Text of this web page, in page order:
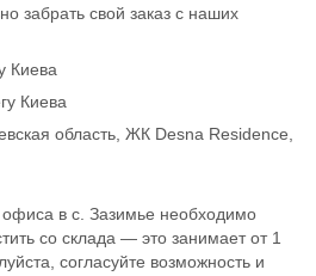
забрать свой заказ с наших
Киева
Киева
область, ЖК Desna Residence,
в с. Зазимье необходимо
со склада — это занимает от 1
согласуйте возможность и